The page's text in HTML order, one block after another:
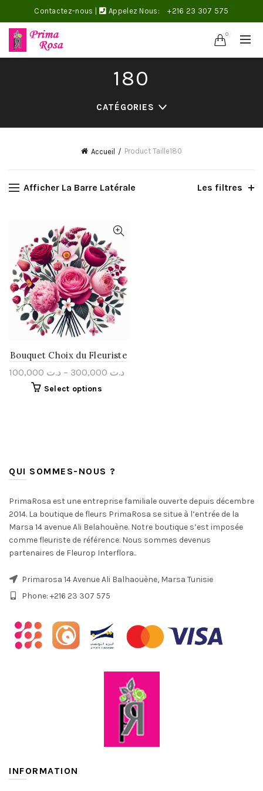
Contactez-nous Appelez Nous: +216 23 307 575
0
180
CATÉGORIES
Accueil Product Taille180
Afficher La Barre Latérale Les filtres
Bouquet Choix du Fleuriste
د.ت – د.ت
Select options
QUI SOMMES-NOUS ?
PrimaRosa est une entreprise familiale ouverte depuis décembre
2014. La boutique de fleurs PrimaRosa se situe à l’entrée de la
Marsa 14 avenue Ali Belahouène. Notre boutique s’est imposée
comme fleuriste de référence. Nous sommes devenus
partenaires de Fleurop Interflora..
Primarosa 14 Avenue Ali Balhaouène, Marsa Tunisie
Phone: +216 23 307 575
INFORMATION